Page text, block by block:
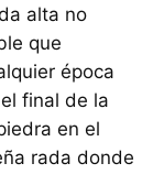
alta no
que
época
final de la
en el
rada donde